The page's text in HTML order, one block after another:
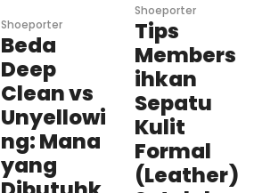
Shoeporter
Beda
Deep
Clean vs
Unyellowi
ng: Mana
yang
Shoeporter
Tips
Members
ihkan
Sepatu
Kulit
Formal
(Leather)